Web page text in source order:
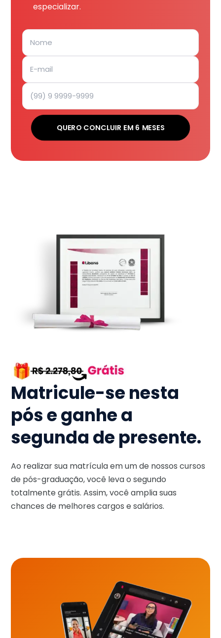
especializar.
QUERO CONCLUIR EM 6 MESES
Matricule-se nesta
pós e ganhe a
segunda de presente.
Ao realizar sua matrícula em um de nossos cursos
de pós-graduação, você leva o segundo
totalmente grátis. Assim, você amplia suas
chances de melhores cargos e salários.